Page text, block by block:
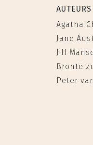
AUTEURS
Agatha
Jane
Jill
Brontë
Peter